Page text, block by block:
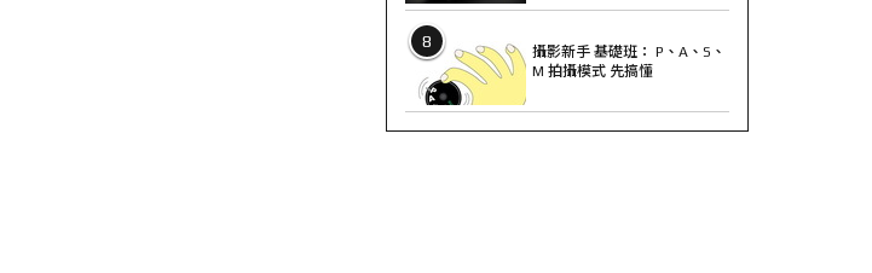
8
攝影新手 基礎班： P、A、S、
M 拍攝模式 先搞懂